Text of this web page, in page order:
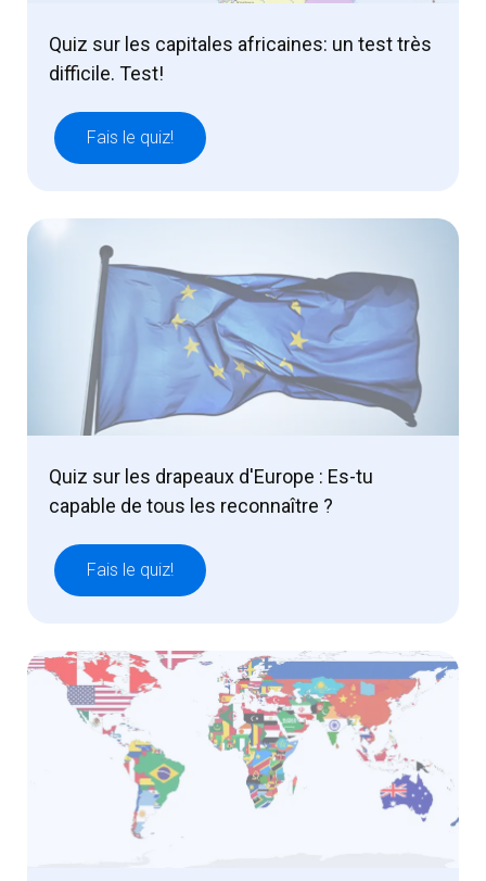
Quiz sur les capitales africaines: un test très
difficile. Test!
Fais le quiz!
Quiz sur les drapeaux d'Europe : Es-tu
capable de tous les reconnaître ?
Fais le quiz!